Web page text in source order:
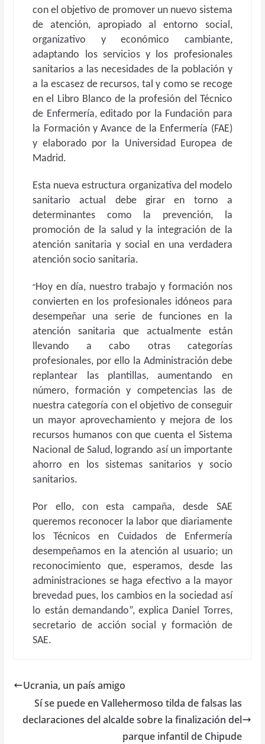
con el objetivo de promover un nuevo sistema
de atención, apropiado al entorno social,
organizativo y económico cambiante,
adaptando los servicios y los profesionales
sanitarios a las necesidades de la población y
a la escasez de recursos, tal y como se recoge
en el Libro Blanco de la profesión del Técnico
de Enfermería, editado por la Fundación para
la Formación y Avance de la Enfermería (FAE)
y elaborado por la Universidad Europea de
Madrid.
Esta nueva estructura organizativa del modelo
sanitario actual debe girar en torno a
determinantes como la prevención, la
promoción de la salud y la integración de la
atención sanitaria y social en una verdadera
atención socio sanitaria.
“Hoy en día, nuestro trabajo y formación nos
convierten en los profesionales idóneos para
desempeñar una serie de funciones en la
atención sanitaria que actualmente están
llevando a cabo otras categorías
profesionales, por ello la Administración debe
replantear las plantillas, aumentando en
número, formación y competencias las de
nuestra categoría con el objetivo de conseguir
un mayor aprovechamiento y mejora de los
recursos humanos con que cuenta el Sistema
Nacional de Salud, logrando así un importante
ahorro en los sistemas sanitarios y socio
sanitarios.
Por ello, con esta campaña, desde SAE
queremos reconocer la labor que diariamente
los Técnicos en Cuidados de Enfermería
desempeñamos en la atención al usuario; un
reconocimiento que, esperamos, desde las
administraciones se haga efectivo a la mayor
brevedad pues, los cambios en la sociedad así
lo están demandando”, explica Daniel Torres,
secretario de acción social y formación de
SAE.
Ucrania, un país amigo
Sí se puede en Vallehermoso tilda de falsas las
declaraciones del alcalde sobre la finalización del
parque infantil de Chipude